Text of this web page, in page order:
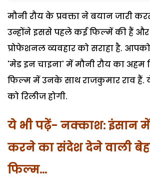
मौनी रौय के प्रवक्ता ने बयान जारी
उन्होंने इससे पहले कई फिल्में की हैं
प्रोफेशनल व्यवहार को सराहा है.
'मेड इन चाइना' में मौनी रौय का अहम
फिल्म में उनके साथ राजकुमार राव हैं.
को रिलीज होगी.
ये भी पढ़ें- नक्काश: इंसान
करने का संदेश देने वाली
फिल्म…